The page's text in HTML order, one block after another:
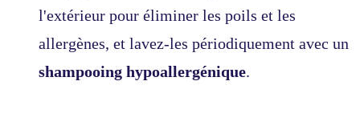
l'extérieur pour éliminer les poils et les
allergènes, et lavez-les périodiquement avec un
shampooing hypoallergénique.